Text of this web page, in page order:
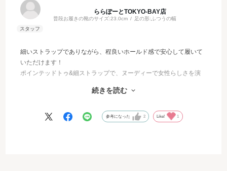
ららぽーとTOKYO-BAY店
普段お履きの靴のサイズ:23.0cm 足の形:ふつうの幅
細いストラップでありながら、程良いホールド感で安心して履いて
いただけます！
ポインテッドトゥ&細ストラップで、ヌーディーで女性らしさを演
約5㎝ヒールでもフレアヒールで安定感があるので、おでかけの際
続きを読む
参考になった 2 Like! 1